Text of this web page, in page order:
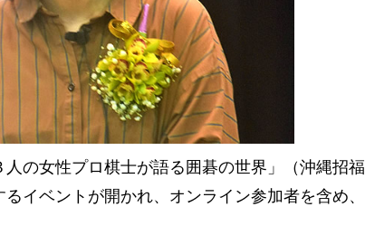
の女性プロ棋士が語る囲碁の世界」（沖縄招福
イベントが開かれ、オンライン参加者を含め、